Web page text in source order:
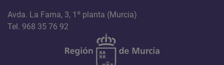
Avda. La Fama, 3, 1º planta (Murcia)
Tel. 968 35 76 92